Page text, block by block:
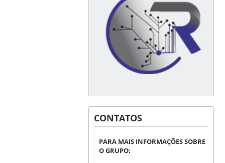
CONTATOS
PARA MAIS INFORMAÇÕES SOBRE
O GRUPO: